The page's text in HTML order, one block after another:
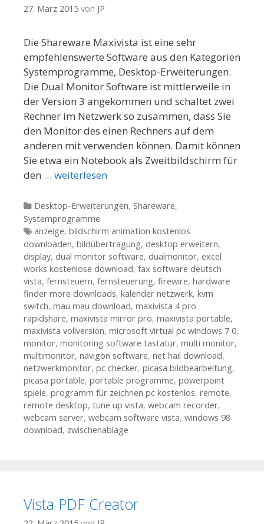
27. März 2015 von JP
Die Shareware Maxivista ist eine sehr
empfehlenswerte Software aus den Kategorien
Systemprogramme, Desktop-Erweiterungen.
Die Dual Monitor Software ist mittlerweile in
der Version 3 angekommen und schaltet zwei
Rechner im Netzwerk so zusammen, dass Sie
den Monitor des einen Rechners auf dem
anderen mit verwenden können. Damit können
Sie etwa ein Notebook als Zweitbildschirm für
den … weiterlesen
Kategorien
Desktop-Erweiterungen, Shareware,
Systemprogramme
Tags
anzeige, bildschirm animation kostenlos
downloaden, bildübertragung, desktop erweitern,
display, dual monitor software, dualmonitor, excel
works kostenlose download, fax software deutsch
vista, fernsteuern, fernsteuerung, firewire, hardware
finder more downloads, kalender netzwerk, kvm
switch, mau mau download, maxivista 4 pro
rapidshare, maxivista mirror pro, maxivista portable,
maxivista vollversion, microsoft virtual pc windows 7 0,
monitor, monitoring software tastatur, multi monitor,
multimonitor, navigon software, net hail download,
netzwerkmonitor, pc checker, picasa bildbearbeitung,
picasa portable, portable programme, powerpoint
spiele, programm für zeichnen pc kostenlos, remote,
remote desktop, tune up vista, webcam recorder,
webcam server, webcam software vista, windows 98
download, zwischenablage
Vista PDF Creator